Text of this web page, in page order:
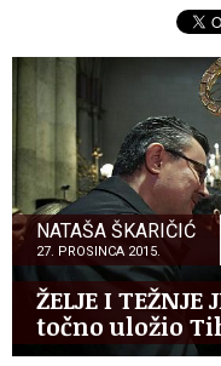
NATAŠA ŠKARIČIĆ
27. PROSINCA 2015.
ŽELJE I TEŽNJE
točno uložio